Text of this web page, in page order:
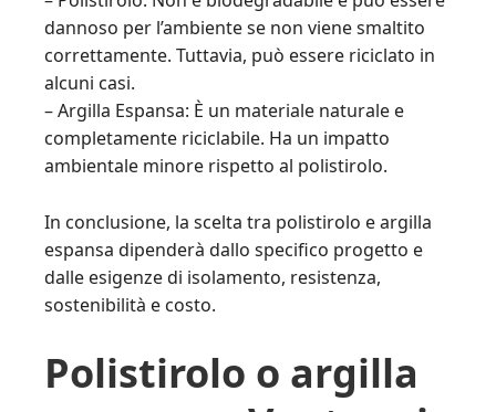
dannoso per l’ambiente se non viene smaltito
correttamente. Tuttavia, può essere riciclato in
alcuni casi.
– Argilla Espansa: È un materiale naturale e
completamente riciclabile. Ha un impatto
ambientale minore rispetto al polistirolo.
In conclusione, la scelta tra polistirolo e argilla
espansa dipenderà dallo specifico progetto e
dalle esigenze di isolamento, resistenza,
sostenibilità e costo.
Polistirolo o argilla